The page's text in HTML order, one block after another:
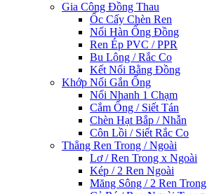
Gia Công Đồng Thau
Ốc Cấy Chèn Ren
Nối Hàn Ống Đồng
Ren Ép PVC / PPR
Bu Lông / Rắc Co
Kết Nối Bằng Đồng
Khớp Nối Gắn Ống
Nối Nhanh 1 Chạm
Cắm Ống / Siết Tán
Chèn Hạt Bắp / Nhẫn
Côn Lồi / Siết Rắc Co
Thẳng Ren Trong / Ngoài
Lơ / Ren Trong x Ngoài
Kép / 2 Ren Ngoài
Măng Sông / 2 Ren Trong